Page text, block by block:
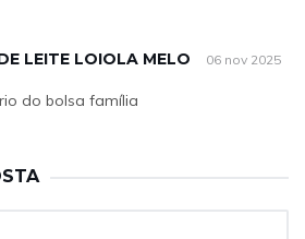
LEITE LOIOLA MELO 06 nov 2025
do bolsa família